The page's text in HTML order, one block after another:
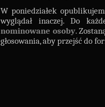
W poniedziałek
wyglądał inaczej. Do
nominowane osoby.
głosowania, aby przejść do